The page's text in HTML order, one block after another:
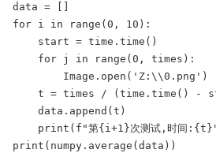
data = []
for i in range(0, 10):
    start = time.time()
    for j in range(0, times):
        Image.open('Z:\\0.png')
t = times / (time.time() -
    data.append(t)
print(f"第{i+1}次测试,时间
print(numpy.average(data))